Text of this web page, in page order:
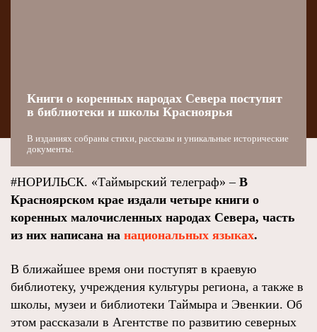
Книги о коренных народах Севера поступят
в библиотеки и школы Красноярья
В изданиях собраны стихи, рассказы и уникальные исторические
документы.
#НОРИЛЬСК. «Таймырский телеграф» – В
Красноярском крае издали четыре книги о
коренных малочисленных народах Севера, часть
из них написана на национальных языках.
В ближайшее время они поступят в краевую
библиотеку, учреждения культуры региона, а также в
школы, музеи и библиотеки Таймыра и Эвенкии. Об
этом рассказали в Агентстве по развитию северных